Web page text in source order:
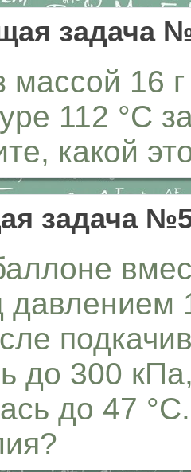
задача
16
112 °С
какой
задача
давлением
до 300
до 47